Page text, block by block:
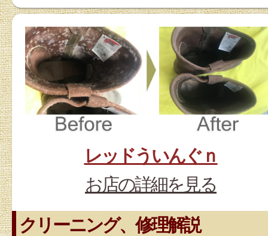
レッドういんぐｎ
お店の詳細を見る
クリーニング、修理解説